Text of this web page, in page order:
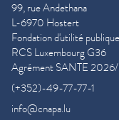
99, rue Andethana
L-6970 Hostert
Fondation d'utilité publique
RCS Luxembourg G36
Agrément SANTE
(+352)-49-77-77-1
info@cnapa.lu